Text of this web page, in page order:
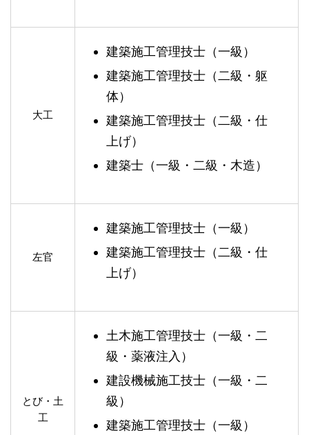
大工
建築施工管理技士（一級）
建築施工管理技士（二級・躯
体）
建築施工管理技士（二級・仕
上げ）
建築士（一級・二級・木造）
左官
建築施工管理技士（一級）
建築施工管理技士（二級・仕
上げ）
とび・土
工
土木施工管理技士（一級・二
級・薬液注入）
建設機械施工技士（一級・二
級）
建築施工管理技士（一級）